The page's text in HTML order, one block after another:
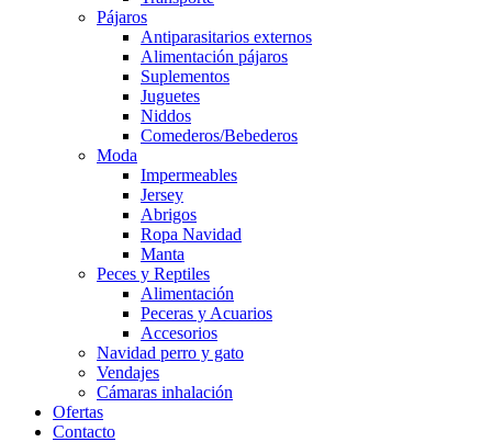
Pájaros
Antiparasitarios externos
Alimentación pájaros
Suplementos
Juguetes
Niddos
Comederos/Bebederos
Moda
Impermeables
Jersey
Abrigos
Ropa Navidad
Manta
Peces y Reptiles
Alimentación
Peceras y Acuarios
Accesorios
Navidad perro y gato
Vendajes
Cámaras inhalación
Ofertas
Contacto